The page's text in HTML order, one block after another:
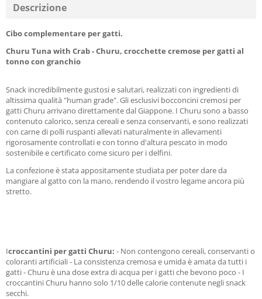
Descrizione
Cibo complementare per gatti.
Churu Tuna with Crab - Churu, crocchette cremose per gatti al
tonno con granchio
Snack incredibilmente gustosi e salutari, realizzati con ingredienti di
altissima qualità "human grade". Gli esclusivi bocconcini cremosi per
gatti Churu arrivano direttamente dal Giappone. I Churu sono a basso
contenuto calorico, senza cereali e senza conservanti, e sono realizzati
con carne di polli ruspanti allevati naturalmente in allevamenti
rigorosamente controllati e con tonno d'altura pescato in modo
sostenibile e certificato come sicuro per i delfini.
La confezione è stata appositamente studiata per poter dare da
mangiare al gatto con la mano, rendendo il vostro legame ancora più
stretto.
Icroccantini per gatti Churu: - Non contengono cereali, conservanti o
coloranti artificiali - La consistenza cremosa e umida è amata da tutti i
gatti - Churu è una dose extra di acqua per i gatti che bevono poco - I
croccantini Churu hanno solo 1/10 delle calorie contenute negli snack
secchi.